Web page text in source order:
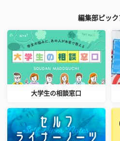
編集部ピック
大学生の相談窓口